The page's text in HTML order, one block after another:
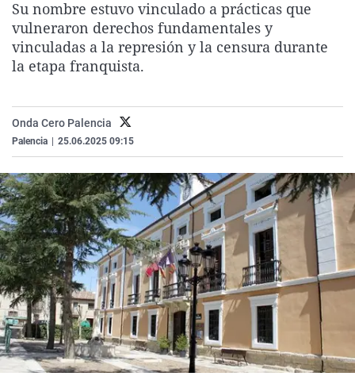
La rosa de los vientos
Gente viajera
Caso
Retornados
Extremadura
Galicia
Virales
Televisión
Su nombre estuvo vinculado a prácticas que
vulneraron derechos fundamentales y
vinculadas a la represión y la censura durante
la etapa franquista.
Onda Cero Palencia
Palencia 25.06.2025 09:15